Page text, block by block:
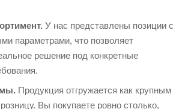
У нас представлены позиции с
параметрами, что позволяет
решение под конкретные
Продукция отгружается как крупным
Вы покупаете ровно столько,